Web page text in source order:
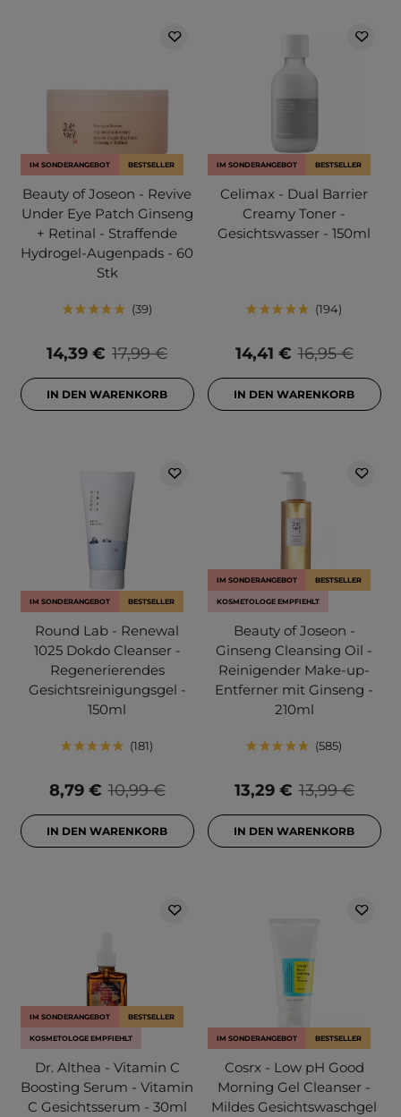
IM SONDERANGEBOT BESTSELLER
Beauty of Joseon - Revive
Under Eye Patch Ginseng
+ Retinal - Straffende
Hydrogel-Augenpads - 60
Stk
39
17,99 €
14,39 €
IN DEN WARENKORB
IM SONDERANGEBOT BESTSELLER
Celimax - Dual Barrier
Creamy Toner -
Gesichtswasser - 150ml
194
16,95 €
14,41 €
IN DEN WARENKORB
IM SONDERANGEBOT BESTSELLER
Round Lab - Renewal
1025 Dokdo Cleanser -
Regenerierendes
Gesichtsreinigungsgel -
150ml
181
10,99 €
8,79 €
IN DEN WARENKORB
IM SONDERANGEBOT BESTSELLER
KOSMETOLOGE EMPFIEHLT
Beauty of Joseon -
Ginseng Cleansing Oil -
Reinigender Make-up-
Entferner mit Ginseng -
210ml
585
13,99 €
13,29 €
IN DEN WARENKORB
IM SONDERANGEBOT BESTSELLER
KOSMETOLOGE EMPFIEHLT
Dr. Althea - Vitamin C
Boosting Serum - Vitamin
C Gesichtsserum - 30ml
IM SONDERANGEBOT BESTSELLER
Cosrx - Low pH Good
Morning Gel Cleanser -
Mildes Gesichtswaschgel